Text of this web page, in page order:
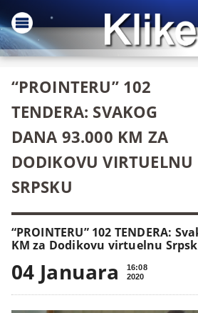
“PROINTERU” 102
TENDERA: SVAKOG
DANA 93.000 KM ZA
DODIKOVU VIRTUELNU
SRPSKU
“PROINTERU” 102 TENDERA:
KM za Dodikovu virtuelnu
04 Januara
16:08
2020